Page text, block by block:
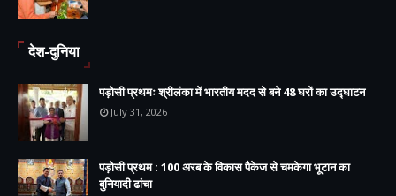
देश-दुनिया
पड़ोसी प्रथमः श्रीलंका में भारतीय मदद से बने 48 घरों का उद्घाटन
July 31, 2026
पड़ोसी प्रथम : 100 अरब के विकास पैकेज से चमकेगा भूटान का
बुनियादी ढांचा